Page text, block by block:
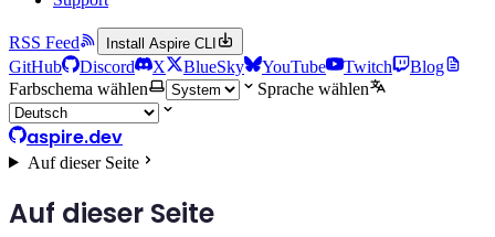
RSS Feed Install Aspire CLI
GitHub Discord X BlueSky YouTube Twitch
Blog
Farbschema wählen
Sprache wählen
aspire.dev
Auf dieser Seite
Auf dieser Seite